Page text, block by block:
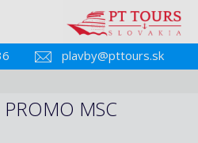
plavby@pttours.sk
MSC